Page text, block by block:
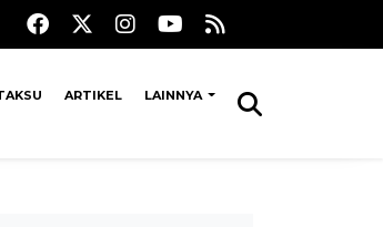
ARTIKEL LAINNYA